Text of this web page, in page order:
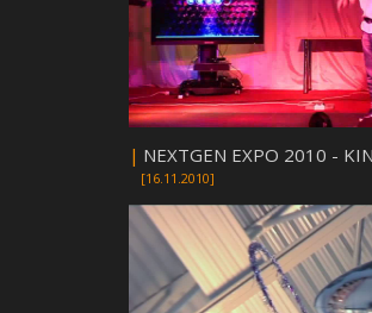
| NEXTGEN EXPO 2010 -
[16.11.2010]